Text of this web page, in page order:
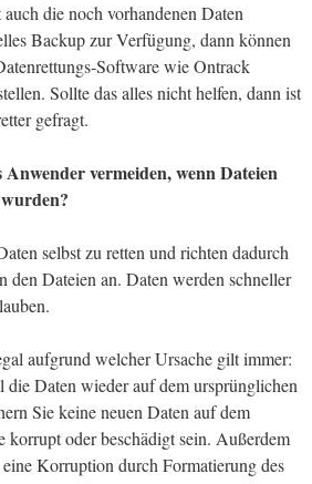
die noch vorhandenen Daten
Backup zur Verfügung, dann können
Software wie Ontrack
Sollte das alles nicht helfen, dann ist
gefragt.
Anwender vermeiden, wenn Dateien
selbst zu retten und richten dadurch
den Dateien an. Daten werden schneller
aufgrund welcher Ursache gilt immer:
die Daten wieder auf dem ursprünglichen
Sie keine neuen Daten auf dem
korrupt oder beschädigt sein. Außerdem
Korruption durch Formatierung des